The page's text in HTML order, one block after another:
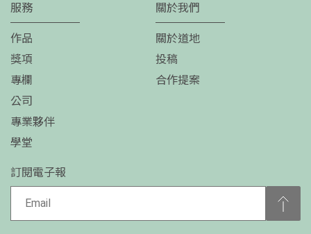
服務
作品
獎項
專欄
公司
專業夥伴
學堂
關於我們
關於道地
投稿
合作提案
訂閱電子報